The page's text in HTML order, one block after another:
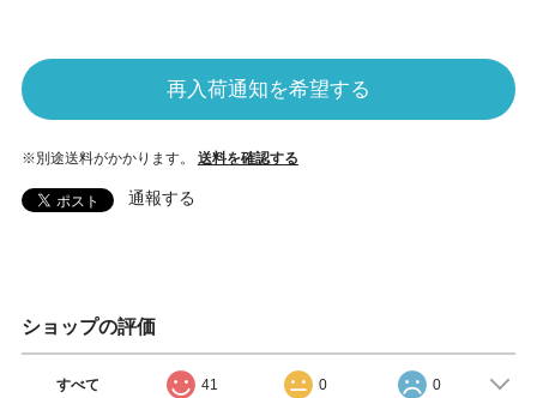
再入荷通知を希望する
※別途送料がかかります。 送料を確認する
通報する
ショップの評価
すべて 41 0 0